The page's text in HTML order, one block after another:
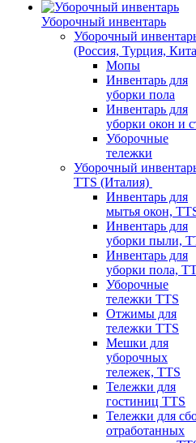
Уборочный инвентарь
Уборочный
(Россия, Турция,
Мопы
Инвентарь для
уборки пола
Инвентарь для
уборки окон и
Уборочные
тележки
Уборочный
TTS (Италия)
Инвентарь для
мытья окон,
Инвентарь для
уборки пыли,
Инвентарь для
уборки пола,
Уборочные
тележки TTS
Отжимы для
тележки TTS
Мешки для
уборочных
тележек, TTS
Тележки для
гостиниц TTS
Тележки для
отработанных